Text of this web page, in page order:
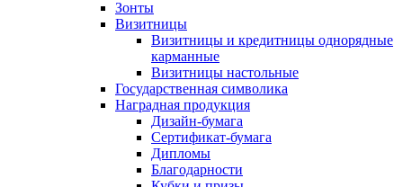
Зонты
Визитницы
Визитницы и кредитницы однорядные
карманные
Визитницы настольные
Государственная символика
Наградная продукция
Дизайн-бумага
Сертификат-бумага
Дипломы
Благодарности